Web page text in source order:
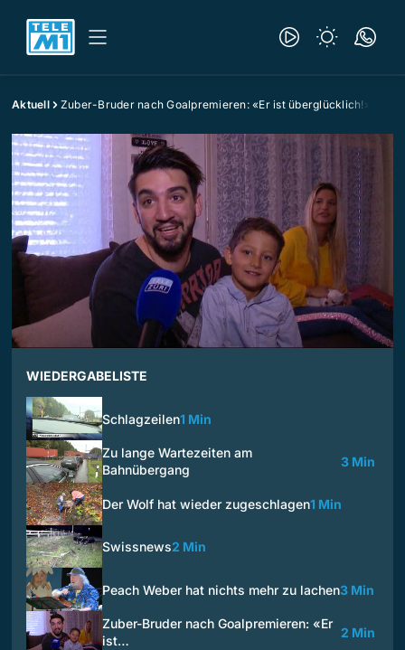
Aktuell Zuber-Bruder nach Goalpremieren: «Er ist überglücklich!»
WIEDERGABELISTE
Schlagzeilen1 Min
Zu lange Wartezeiten am
Bahnübergang
3 Min
Der Wolf hat wieder zugeschlagen1 Min
Swissnews2 Min
Peach Weber hat nichts mehr zu lachen3 Min
Zuber-Bruder nach Goalpremieren: «Er
ist…
2 Min